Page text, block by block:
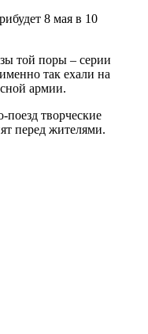
8 мая в 10
той поры – серии
так ехали на
армии.
поезд творческие
перед жителями.